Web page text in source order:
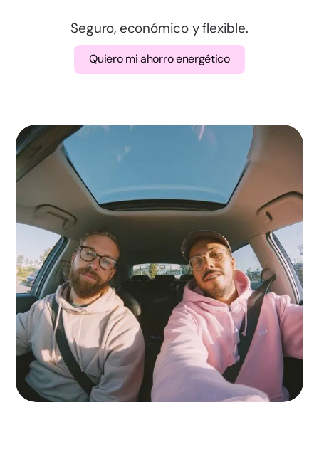
Badajoz
Cáceres
A Coruña
Lugo
Ourense
Pontevedra
Madrid
Murcia
Navarra
Álava
Seguro, económico y flexible.
Quiero mi ahorro energético